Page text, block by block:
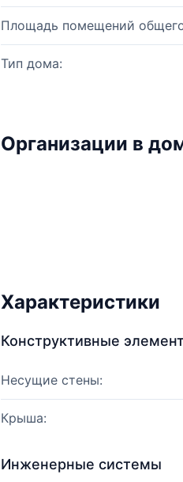
Площадь помещений
Тип дома:
Организации в
Характеристики
Конструктивные
Несущие стены:
Крыша:
Инженерные системы